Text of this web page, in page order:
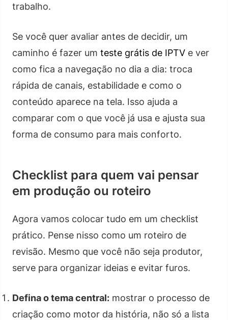
trabalho.
Se você quer avaliar antes de decidir, um
caminho é fazer um teste grátis de IPTV e ver
como fica a navegação no dia a dia: troca
rápida de canais, estabilidade e como o
conteúdo aparece na tela. Isso ajuda a
comparar com o que você já usa e ajusta sua
forma de consumo para mais conforto.
Checklist para quem vai pensar
em produção ou roteiro
Agora vamos colocar tudo em um checklist
prático. Pense nisso como um roteiro de
revisão. Mesmo que você não seja produtor,
serve para organizar ideias e evitar furos.
Defina o tema central: mostrar o processo de
criação como motor da história, não só a lista